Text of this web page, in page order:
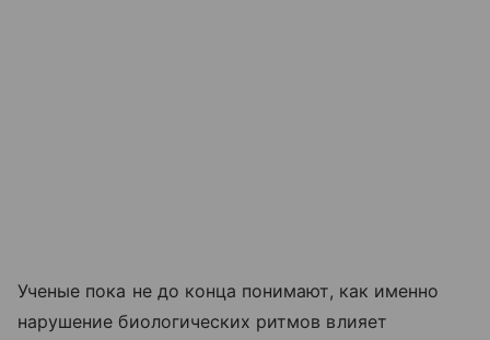
Ученые пока не до конца понимают, как именно
нарушение биологических ритмов влияет